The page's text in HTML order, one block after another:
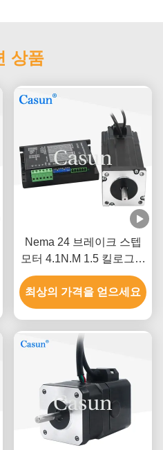
상품
Nema 24 브레이크 스텝
모터 4.1N.M 1.5 킬로그램
24 밀리미터 길이 샤프트
최상의 가격을 얻으세요